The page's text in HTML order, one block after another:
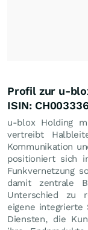
Profil zur u-
ISIN:
u-blox Holding
vertreibt
Kommunikation
positioniert sich
Funkvernetzung
damit zentrale
Unterschied zu
eigene
Diensten, die